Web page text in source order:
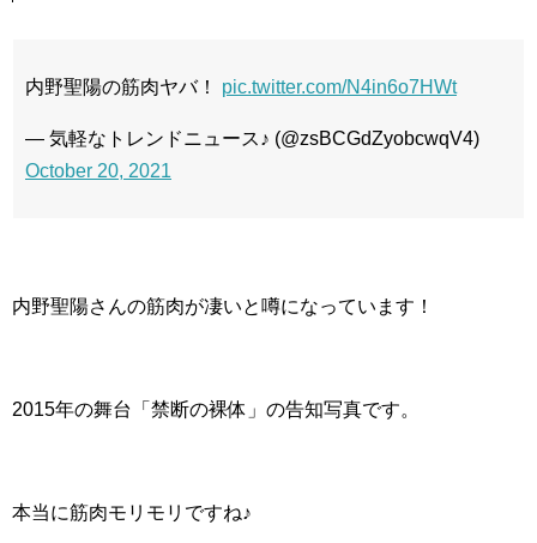
内野聖陽の筋肉ヤバ！ pic.twitter.com/N4in6o7HWt
— 気軽なトレンドニュース♪ (@zsBCGdZyobcwqV4)
October 20, 2021
内野聖陽さんの筋肉が凄いと噂になっています！
2015年の舞台「禁断の裸体」の告知写真です。
本当に筋肉モリモリですね♪